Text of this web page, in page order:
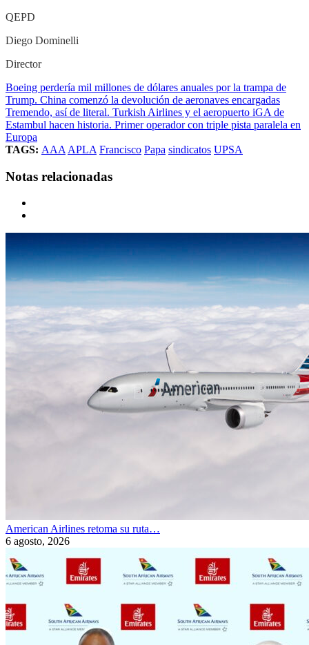
QEPD
Diego Dominelli
Director
Boeing perdería mil millones de dólares anuales por la trampa de
Trump. China comenzó la devolución de aeronaves encargadas
Tremendo, así de literal. Turkish Airlines y el aeropuerto iGA de
Estambul hacen historia. Primer operador con triple pista paralela en
Europa
TAGS: AAA APLA Francisco Papa sindicatos UPSA
Notas relacionadas
American Airlines retoma su ruta…
6 agosto, 2026